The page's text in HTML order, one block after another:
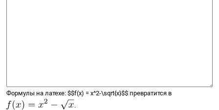
Формулы на латехе:$$f(x) =x^2-\sqrt{x}$$ превратится в
.